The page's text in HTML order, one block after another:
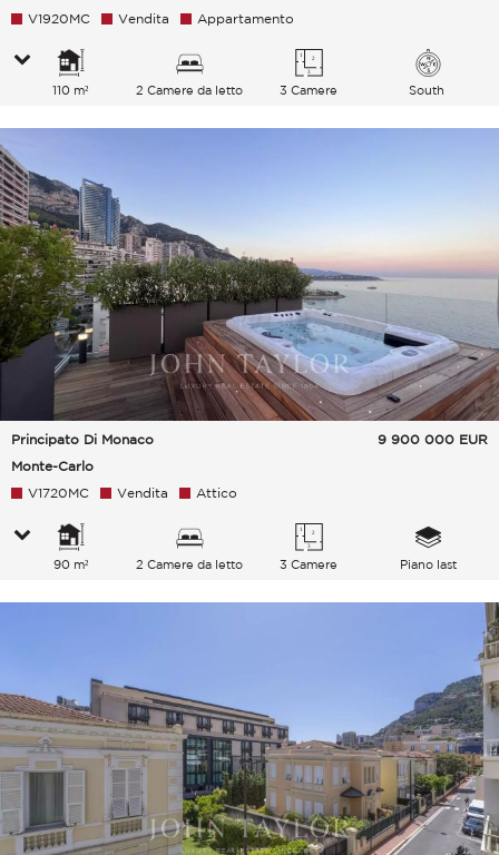
V1920MC Vendita Appartamento
110 m² 2 Camere da letto 3 Camere South
Principato Di Monaco
Monte-Carlo
9 900 000 EUR
V1720MC Vendita Attico
90 m² 2 Camere da letto 3 Camere Piano last